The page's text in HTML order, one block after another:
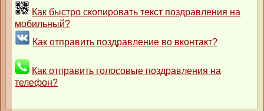
Как быстро скопировать текст поздравления на
мобильный?
Как отправить поздравление во вконтакт?
Как отправить голосовые поздравления на
телефон?